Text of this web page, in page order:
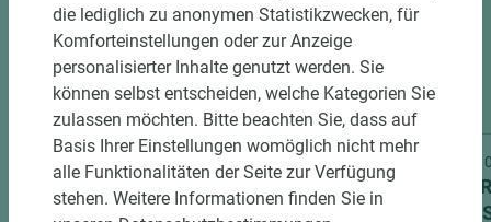
3 weitere Varianten
Art.-Nr. 06200000571
EGGER Dekorspanplatte Eurodekor
U741 ST9 Smoothtouch Matt
Art.-Nr.
die lediglich zu anonymen Statistikzwecken, für
Komforteinstellungen oder zur Anzeige
personalisierter Inhalte genutzt werden. Sie
können selbst entscheiden, welche Kategorien Sie
zulassen möchten. Bitte beachten Sie, dass auf
Basis Ihrer Einstellungen womöglich nicht mehr
alle Funktionalitäten der Seite zur Verfügung
stehen. Weitere Informationen finden Sie in